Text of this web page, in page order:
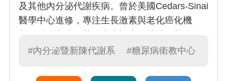
及其他內分泌代謝疾病。曾於美國Cedars-Sinai
醫學中心進修，專注生長激素與老化癌化機
音波檢查，並專精微創甲狀腺消融。另她亦投
#內分泌暨新陳代謝系 #糖尿病衛教中心